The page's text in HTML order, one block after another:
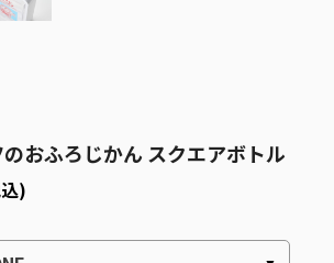
おふろじかん スクエアボトル
)